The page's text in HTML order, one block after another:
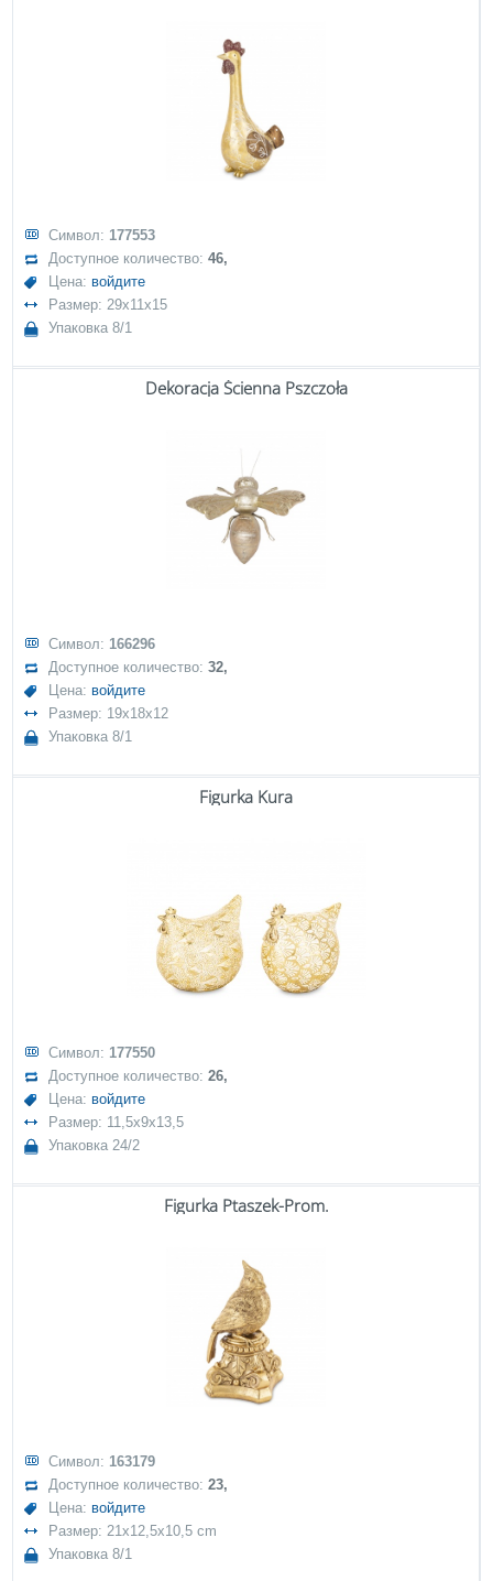
Символ: 177553
Доступное количество:46,
Цена: войдите
Размер: 29x11x15
Упаковка 8/1
Dekoracja Ścienna Pszczoła
Символ: 166296
Доступное количество:32,
Цена: войдите
Размер: 19x18x12
Упаковка 8/1
Figurka Kura
Символ: 177550
Доступное количество:26,
Цена: войдите
Размер: 11,5x9x13,5
Упаковка 24/2
Figurka Ptaszek-Prom.
Символ: 163179
Доступное количество:23,
Цена: войдите
Размер: 21x12,5x10,5 cm
Упаковка 8/1